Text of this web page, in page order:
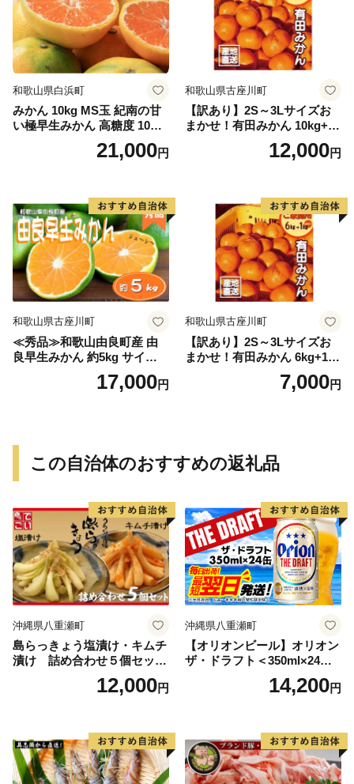
和歌山県白浜町
みかん 10kg MS玉 紀南の甘
い極早生みかん 高糖度 10月
以降発送 マルチ被覆栽培
21,000円
和歌山県古座川町
【訳あり】2S～3Lサイズお
まかせ！有田みかん 10kg+2k
g保証分 11月から12月下旬ま
でに順次発送致します。 / 訳
ん 和歌山 ご家庭用
12,000円
和歌山県古座川町
≪秀品≫和歌山由良町産 由
良早生みかん 約5kg サイズお
まかせ【sml106C】17,000円
和歌山県古座川町
【訳あり】2S～3Lサイズお
まかせ！有田みかん 6kg+1kg
保証分 11月から12月下旬ま
でに順次発送致します。 / 訳
7,000円
この自治体のおすすめの返礼品
沖縄県八重瀬町
島らっきょう塩漬け・キムチ
漬け 詰め合わせ５個セット
- らっきょう漬け 国産 沖縄県
産 らっきょ 島らっきょ 疲労
12,000円
沖縄県八重瀬町
【オリオンビール】オリオン
ザ・ドラフト＜350ml×24缶
＞-ビール オリオン ビール 1
ケース 350ml 24本 すっきり
八重瀬町【価格改定YI】
14,200円